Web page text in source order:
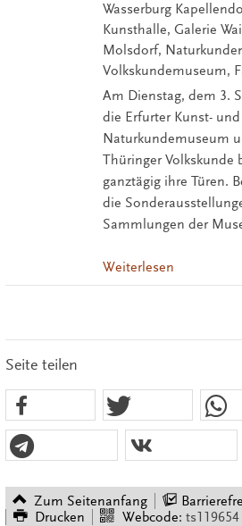
Wasserburg
Kunsthalle, Galerie
Molsdorf,
Volkskundemuseum,
Am Dienstag, dem 3.
die Erfurter Kunst-
Naturkundemuseum
Thüringer Volkskunde
ganztägig ihre Türen.
die
Sammlungen der
Weiterlesen
Seite teilen
Zum Seitenanfang
Drucken
Webcode: ts119654